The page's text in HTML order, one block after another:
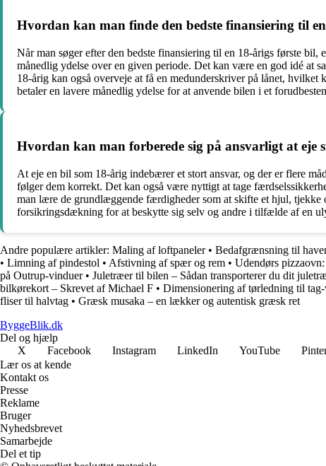
Hvordan kan man finde den bedste finansiering til
Når man søger efter den bedste finansiering til en 18-årigs første
månedlig ydelse over en given periode. Det kan være en god idé at
18-årig kan også overveje at få en medunderskriver på lånet,
betaler en lavere månedlig ydelse for at anvende bilen i et
Hvordan kan man forberede sig på ansvarligt at eje
At eje en bil som 18-årig indebærer et stort ansvar, og der er flere
følger dem korrekt. Det kan også være nyttigt at tage
man lære de grundlæggende færdigheder som at skifte et hjul, tjekke
forsikringsdækning for at beskytte sig selv og andre i tilfælde af en
Andre populære artikler: Maling af loftpaneler• Bedafgrænsning til
• Limning af pindestol • Afstivning af spær og rem • Udendørs
på Outrup-vinduer• Juletræer til bilen – Sådan transporterer du dit
bilkørekort – Skrevet af Michael F • Dimensionering af tørledning til tag-
fliser til halvtag • Græsk musaka – en lækker og autentisk græsk ret
ByggeBlik.dk
Del og hjælp
X
Facebook Instagram LinkedIn YouTube
Lær os at kende
Kontakt os
Presse
Reklame
Bruger
Nyhedsbrevet
Samarbejde
Del et tip